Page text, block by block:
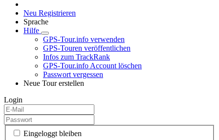
Neu Registrieren
Sprache
Hilfe
GPS-Tour.info verwenden
GPS-Touren veröffentlichen
Infos zum TrackRank
GPS-Tour.info Account löschen
Passwort vergessen
Neue Tour erstellen
Login
Eingeloggt bleiben